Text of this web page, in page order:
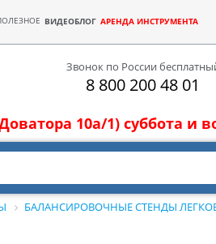
ВИДЕОБЛОГ АРЕНДА ИНСТРУМЕНТА
Звонок по России
8 800 200 48 01
10а/1) суббота и
БАЛАНСИРОВОЧНЫЕ СТЕНДЫ